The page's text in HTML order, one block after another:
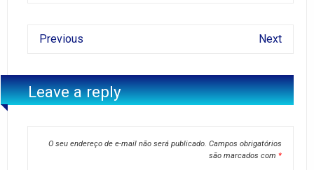
Previous Next
Leave a reply
O seu endereço de e-mail não será publicado. Campos obrigatórios
são marcados com *